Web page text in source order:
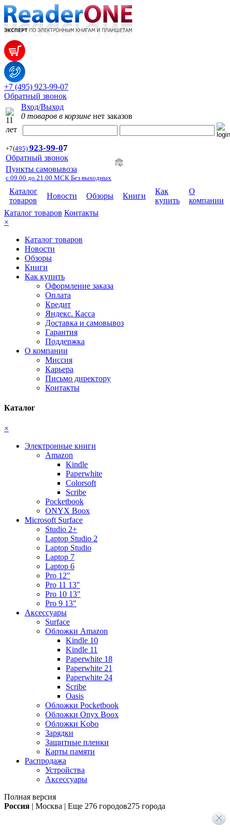
+7 (495) 923-99-07
Обратный звонок
Вход/Выход
0 товаров в корзине нет заказов
+7(495) 923-99-07
Обратный звонок
Пункты самовывоза
с 09.00 до 21.00 МСК Без выходных
Каталог
товаров
Новости Обзоры Книги
Как
купить
О
компании
Каталог товаров Контакты
×
Каталог товаров
Новости
Обзоры
Книги
Как купить
Оформление заказа
Оплата
Кредит
Яндекс. Касса
Доставка и самовывоз
Гарантия
Поддержка
О компании
Миссия
Карьера
Письмо директору
Контакты
Каталог
×
Электронные книги
Amazon
Kindle
Paperwhite
Colorsoft
Scribe
Pocketbook
ONYX Boox
Microsoft Surface
Studio 2+
Laptop Studio 2
Laptop Studio
Laptop 7
Laptop 6
Pro 12"
Pro 11 13"
Pro 10 13"
Pro 9 13"
Аксессуары
Surface
Обложки Amazon
Kindle 10
Kindle 11
Paperwhite 18
Paperwhite 21
Paperwhite 24
Scribe
Oasis
Обложки Pocketbook
Обложки Onyx Boox
Обложки Kobo
Зарядки
Защитные пленки
Карты памяти
Распродажа
Устройства
Аксессуары
Полная версия
Россия | Москва | Еще 276 городов275 города